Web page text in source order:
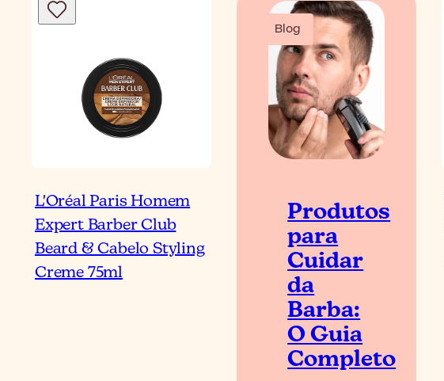
L'Oréal Paris Homem
Expert Barber Club
Beard & Cabelo Styling
Creme 75ml
Blog
Produtos
para
Cuidar
da
Barba:
O Guia
Completo